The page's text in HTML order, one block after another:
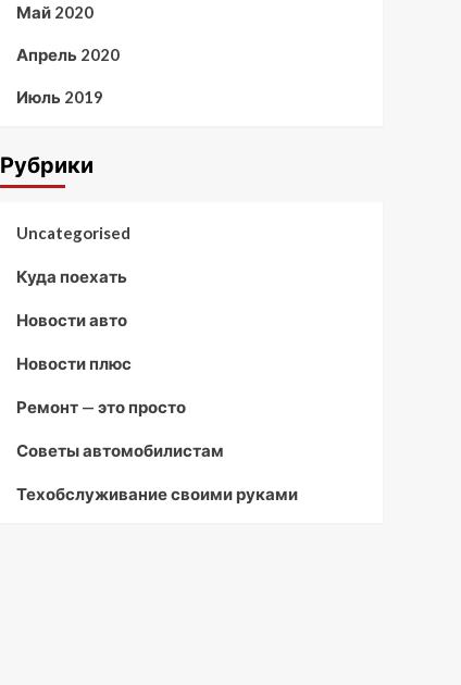
Май 2020
Апрель 2020
Июль 2019
Рубрики
Uncategorised
Куда поехать
Новости авто
Новости плюс
Ремонт — это просто
Советы автомобилистам
Техобслуживание своими руками